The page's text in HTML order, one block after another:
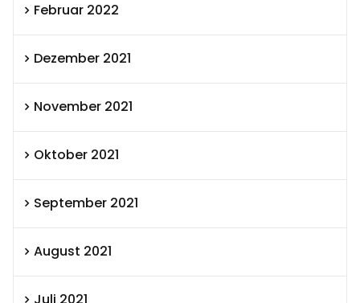
Februar 2022
Dezember 2021
November 2021
Oktober 2021
September 2021
August 2021